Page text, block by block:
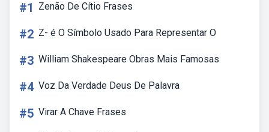
#1 Zenão De Cítio Frases
#2 Z- é O Símbolo Usado Para Representar O
#3 William Shakespeare Obras Mais Famosas
#4 Voz Da Verdade Deus De Palavra
#5 Virar A Chave Frases